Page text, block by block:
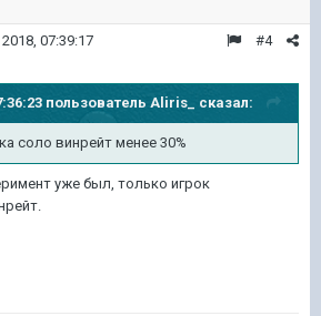
#4
07:39:17
пользователь Aliris_ сказал:
соло винрейт менее 30%
уже был, только игрок